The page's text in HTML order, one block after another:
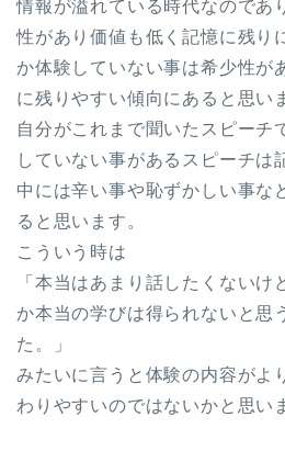
情報が溢れている時代なのであ
性があり価値も低く記憶に残り
か体験していない事は希少性が
に残りやすい傾向にあると思い
自分がこれまで聞いたスピーチ
していない事があるスピーチは
中には辛い事や恥ずかしい事な
ると思います。
こういう時は
「本当はあまり話したくないけ
か本当の学びは得られないと思
た。」
みたいに言うと体験の内容がよ
わりやすいのではないかと思い